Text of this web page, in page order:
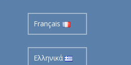
Français
Ελληνικά